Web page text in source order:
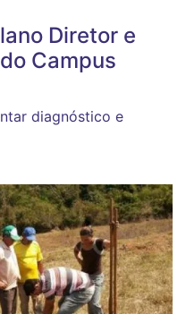
Diretor e
Campus
diagnóstico e